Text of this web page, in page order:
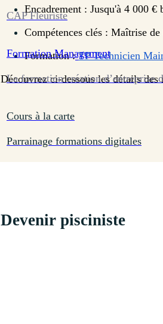
CAP Fleuriste
Formation Management
La formation création d’entreprise
Cours à la carte
Parrainage formations digitales
Encadrement : Jusqu'à 4 000
Compétences clés : Maîtrise
Formation : TP Technicien
Découvrez ci-dessous les détails
Devenir pisciniste